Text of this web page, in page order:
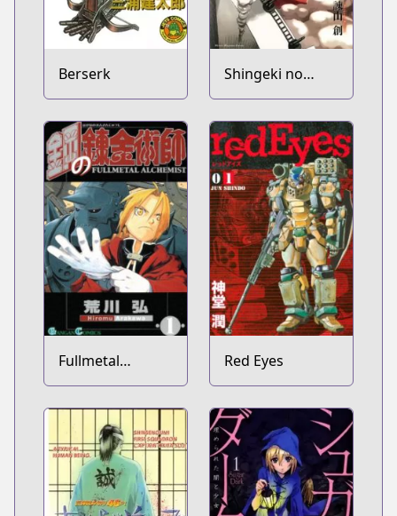
Berserk
Shingeki no
Kyojin
Fullmetal
Alchemist
Red Eyes